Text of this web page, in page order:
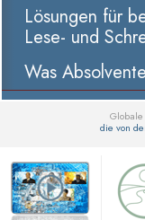
Lösungen für
Lese- und
Was
die von